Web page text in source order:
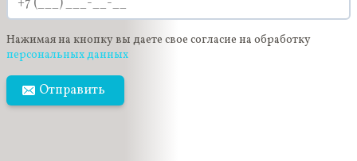
Нажимая на кнопку вы даете свое согласие на обработку
персональных данных
Отправить